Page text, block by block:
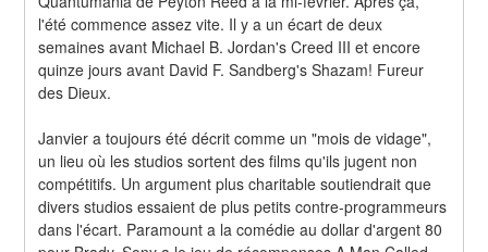
l'été commence assez vite. Il y a un écart de deux
semaines avant Michael B. Jordan's Creed III et encore
quinze jours avant David F. Sandberg's Shazam! Fureur
des Dieux.
Janvier a toujours été décrit comme un "mois de vidage",
un lieu où les studios sortent des films qu'ils jugent non
compétitifs. Un argument plus charitable soutiendrait que
divers studios essaient de plus petits contre-programmeurs
dans l'écart. Paramount a la comédie au dollar d'argent 80